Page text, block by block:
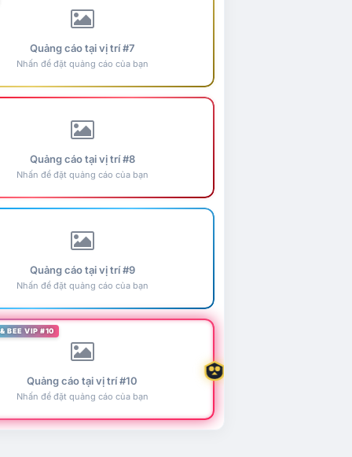
Quảng cáo tại vị trí #7
Nhấn để đặt quảng cáo của bạn
Quảng cáo tại vị trí #8
Nhấn để đặt quảng cáo của bạn
Quảng cáo tại vị trí #9
Nhấn để đặt quảng cáo của bạn
BEE VIP #10
Quảng cáo tại vị trí #10
Nhấn để đặt quảng cáo của bạn